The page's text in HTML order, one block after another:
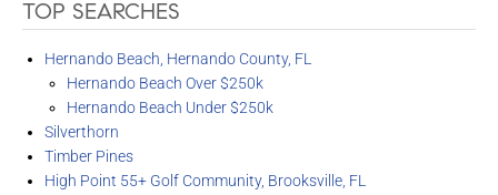
TOP SEARCHES
Hernando Beach, Hernando County, FL
Hernando Beach Over $250k
Hernando Beach Under $250k
Silverthorn
Timber Pines
High Point 55+ Golf Community, Brooksville, FL